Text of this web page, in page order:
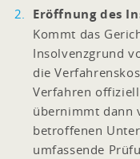
Eröffnung des
Kommt das
Insolvenzgrund
die
Verfahren
übernimmt dann
betroffenen
umfassende